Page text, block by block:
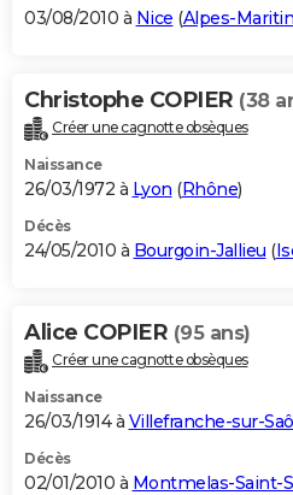
03/08/2010 à Nice (Alpes-
Christophe COPIER (38
Créer une cagnotte obsèques
Naissance
26/03/1972 à Lyon (Rhône)
Décès
24/05/2010 à Bourgoin-Jallieu (
Alice COPIER (95 ans)
Créer une cagnotte obsèques
Naissance
26/03/1914 à Villefranche-sur-
Décès
02/01/2010 à Montmelas-Saint-